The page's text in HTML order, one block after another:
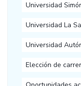
Universidad
Universidad La
Universidad
Elección de